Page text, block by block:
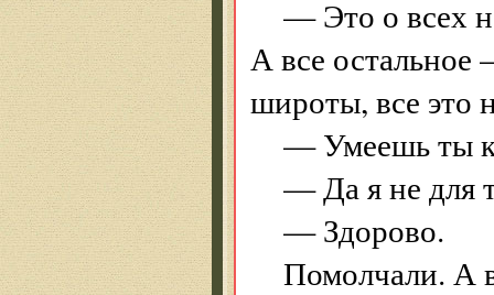
— Это о всех
А все остальное
широты, все это
— Умеешь ты
— Да я не для
— Здорово.
Помолчали. А